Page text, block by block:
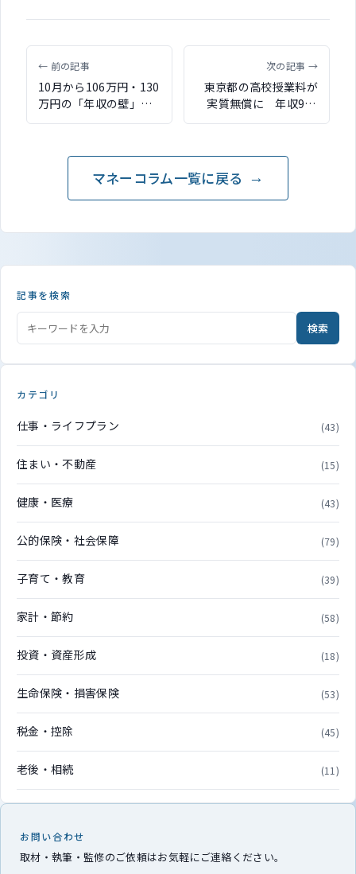
← 前の記事
10月から106万円・130
万円の「年収の壁」対
策が開始 一時的な収
響せず
次の記事 →
東京都の高校授業料が
実質無償に 年収910
万円目安の所得制限を
マネーコラム一覧に戻る
記事を検索
検索
カテゴリ
仕事・ライフプラン (43)
住まい・不動産 (15)
健康・医療 (43)
公的保険・社会保障 (79)
子育て・教育 (39)
家計・節約 (58)
投資・資産形成 (18)
生命保険・損害保険 (53)
税金・控除 (45)
老後・相続 (11)
お問い合わせ
取材・執筆・監修のご依頼はお気軽にご連絡ください。